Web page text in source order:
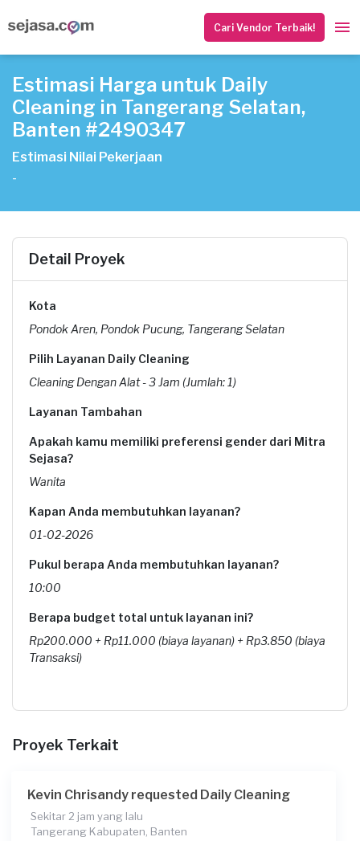
Cari Vendor Terbaik!
Estimasi Harga untuk Daily
Cleaning in Tangerang Selatan,
Banten #2490347
Estimasi Nilai Pekerjaan
-
Detail Proyek
Kota
Pondok Aren, Pondok Pucung, Tangerang Selatan
Pilih Layanan Daily Cleaning
Cleaning Dengan Alat - 3 Jam (Jumlah: 1)
Layanan Tambahan
Apakah kamu memiliki preferensi gender dari Mitra
Sejasa?
Wanita
Kapan Anda membutuhkan layanan?
01-02-2026
Pukul berapa Anda membutuhkan layanan?
10:00
Berapa budget total untuk layanan ini?
Rp200.000 + Rp11.000 (biaya layanan) + Rp3.850 (biaya
Transaksi)
Proyek Terkait
Kevin Chrisandy requested Daily Cleaning
Sekitar 2 jam yang lalu
Tangerang Kabupaten, Banten